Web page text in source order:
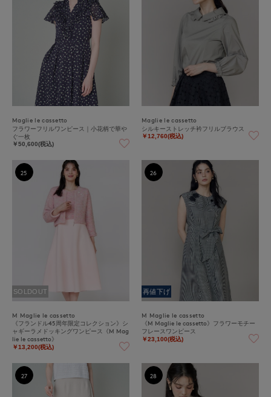
Maglie le cassetto
フラワーフリルワンピース｜小花柄で華や
ぐ一枚
￥50,600(税込)
Maglie le cassetto
シルキーストレッチ衿フリルブラウス
￥12,760(税込)
SOLDOUT
M Maglie le cassetto
《フランドル45周年限定コレクション》シ
ャギーラメドッキングワンピース《M Mag
lie le cassetto》
￥13,200(税込)
25
再値下げ
M Maglie le cassetto
《M Maglie le cassetto》フラワーモチー
フレースワンピース
￥23,100(税込)
26
27 28